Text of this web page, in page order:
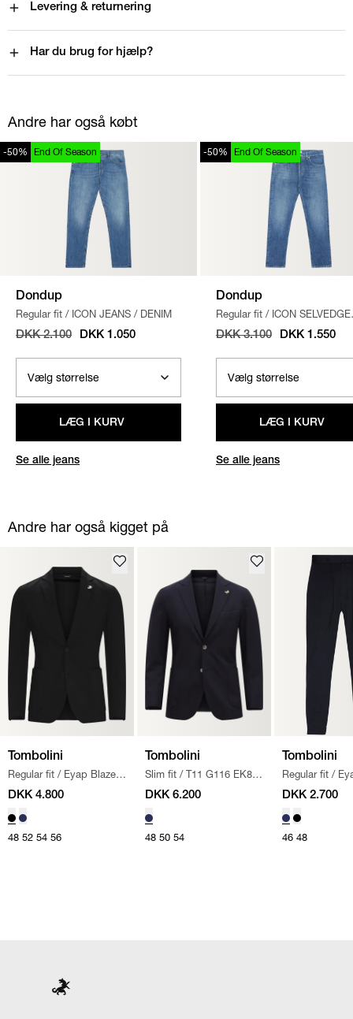
Levering & returnering
Har du brug for hjælp?
Andre har også købt
-50% End Of Season
Dondup
Regular fit / ICON JEANS / DENIM
DKK 2.100 DKK 1.050
LÆG I KURV
Se alle jeans
-50% End Of Season
Dondup
Regular fit / ICON SELVEDGE
JEANS / DENIM
DKK 3.100 DKK 1.550
LÆG I KURV
Se alle jeans
Andre har også kigget på
Tombolini
Regular fit / Eyap Blazer /
SORT
DKK 4.800
48 52 54 56
Tombolini
Slim fit / T11 G116 EK80
JACKET JAKKE (05
DKK 6.200
48 50 54
Tombolini
Regular fit /
/ NAVY
DKK 2.700
46 48